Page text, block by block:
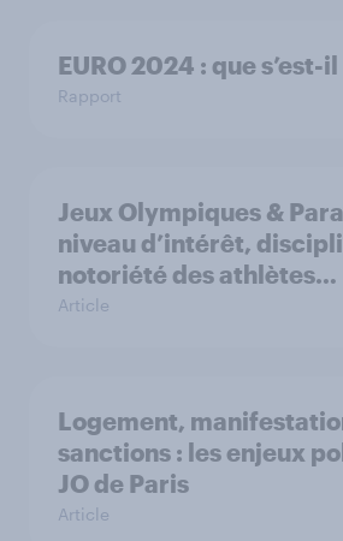
EURO 2024 : que s’est-
Rapport
Jeux Olympiques &
niveau d’intérêt,
notoriété des athlètes…
Article
Logement,
sanctions : les enjeux
JO de Paris
Article